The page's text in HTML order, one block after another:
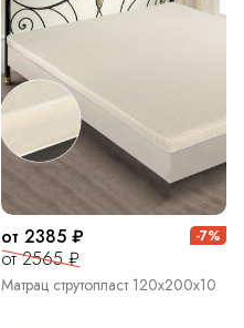
от 2385 ₽
от 2565 ₽
-7%
Матрац струтопласт 120х200х10